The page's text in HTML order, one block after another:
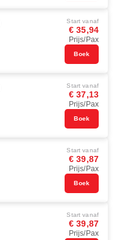
Start vanaf
€ 35,94
Prijs/Pax
Boek
Start vanaf
€ 37,13
Prijs/Pax
Boek
Start vanaf
€ 39,87
Prijs/Pax
Boek
Start vanaf
€ 39,87
Prijs/Pax